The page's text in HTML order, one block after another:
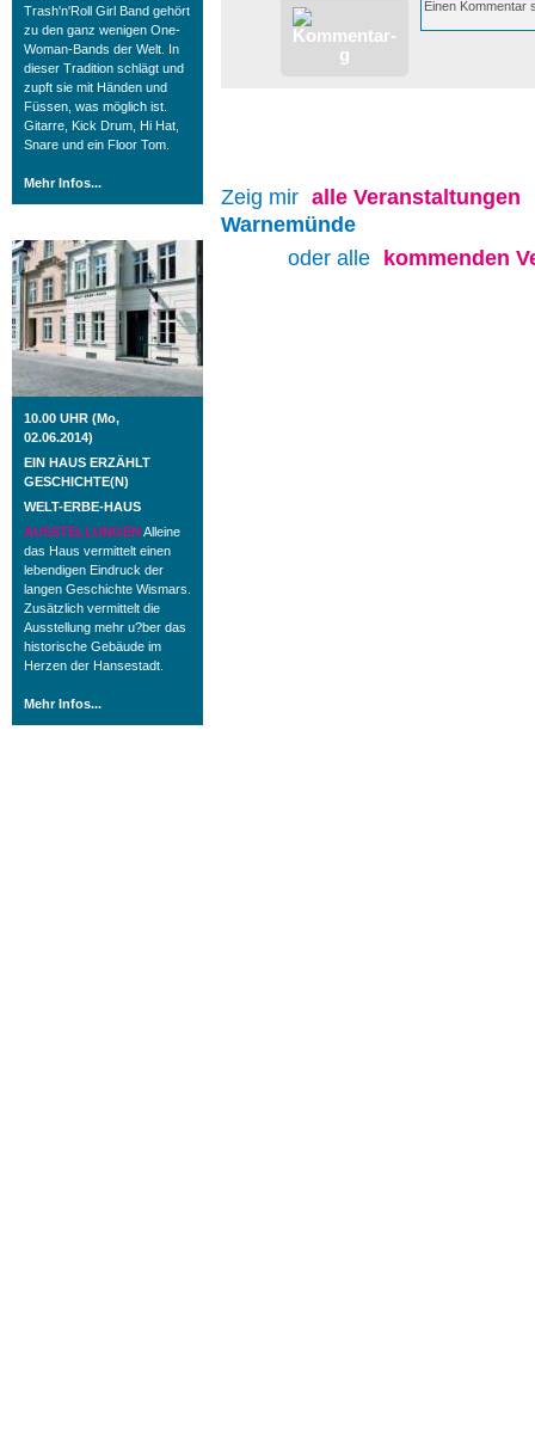
Trash'n'Roll Girl Band gehört
zu den ganz wenigen One-
Woman-Bands der Welt. In
dieser Tradition schlägt und
zupft sie mit Händen und
Füssen, was möglich ist.
Gitarre, Kick Drum, Hi Hat,
Snare und ein Floor Tom.
Mehr Infos...
10.00 UHR (Mo,
02.06.2014)
EIN HAUS ERZÄHLT
GESCHICHTE(N)
WELT-ERBE-HAUS
AUSSTELLUNGENAlleine
das Haus vermittelt einen
lebendigen Eindruck der
langen Geschichte Wismars.
Zusätzlich vermittelt die
Ausstellung mehr u?ber das
historische Gebäude im
Herzen der Hansestadt.
Mehr Infos...
Zeig mir alle Veranstaltungen
Warnemünde
oder alle
kommenden